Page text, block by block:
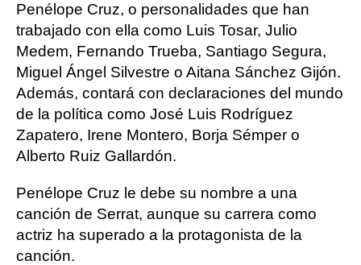
Penélope Cruz, o personalidades que han
trabajado con ella como Luis Tosar, Julio
Medem, Fernando Trueba, Santiago Segura,
Miguel Ángel Silvestre o Aitana Sánchez Gijón.
Además, contará con declaraciones del mundo
de la política como José Luis Rodríguez
Zapatero, Irene Montero, Borja Sémper o
Alberto Ruiz Gallardón.
Penélope Cruz le debe su nombre a una
canción de Serrat, aunque su carrera como
actriz ha superado a la protagonista de la
canción.